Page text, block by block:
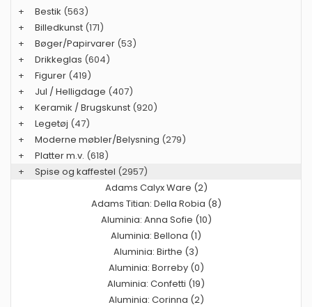
+ Bestik (563)
+
Billedkunst (171)
+
Bøger/Papirvarer (53)
+
Drikkeglas (604)
+
Figurer (419)
+
Jul / Helligdage (407)
+
Keramik / Brugskunst (920)
+
Legetøj (47)
+
Moderne møbler/Belysning (279)
+
Platter m.v. (618)
+
Spise og kaffestel (2957)
Adams Calyx Ware (2)
Adams Titian: Della Robia (8)
Aluminia: Anna Sofie (10)
Aluminia: Bellona (1)
Aluminia: Birthe (3)
Aluminia: Borreby (0)
Aluminia: Confetti (19)
Aluminia: Corinna (2)